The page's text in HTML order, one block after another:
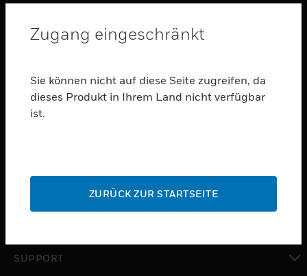
und Neuigkeiten, Umfragen, Sonderangebote
PRODUKTE
toggle view
toggle view
toggle view
SUPPORT
Zugang eingeschränkt
Sie können nicht auf diese Seite zugreifen, da
dieses Produkt in Ihrem Land nicht verfügbar
ist.
ZURÜCK ZUR STARTSEITE